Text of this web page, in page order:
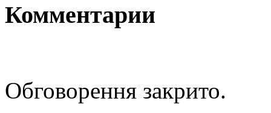
Комментарии
Обговорення закрито.